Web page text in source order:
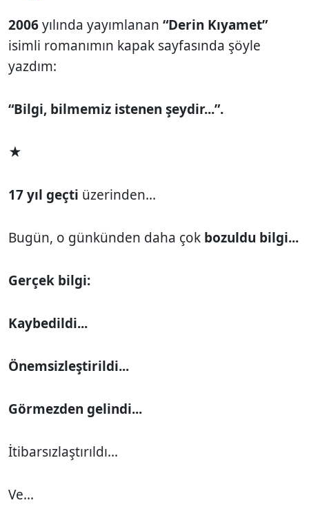
2006yılında yayımlanan “Derin Kıyamet”
isimli romanımın kapak sayfasında şöyle
yazdım:
“Bilgi, bilmemiz istenen şeydir...”.
★
17 yıl geçti üzerinden...
Bugün, o günkünden daha çok bozuldu bilgi...
Gerçek bilgi:
Kaybedildi...
Önemsizleştirildi...
Görmezden gelindi...
İtibarsızlaştırıldı...
Ve...